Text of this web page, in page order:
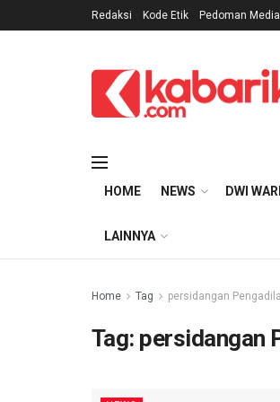
Redaksi Kode Etik Pedoman
HOME NEWS DWI
LAINNYA
Home Tag persidangan
Tag: persidangan